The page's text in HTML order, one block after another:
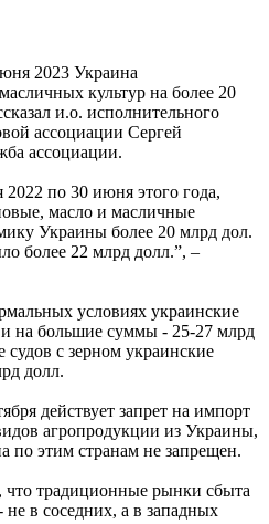
2023 Украина
культур на более 20
и.о. исполнительного
ассоциации Сергей
ассоциации.
по 30 июня этого года,
масло и масличные
Украины более 20 млрд дол.
более 22 млрд долл.”, –
условиях украинские
и на большие суммы - 25-27 млрд
судов с зерном украинские
долл.
действует запрет на импорт
агропродукции из Украины,
по этим странам не запрещен.
традиционные рынки сбыта
в соседних, а в западных